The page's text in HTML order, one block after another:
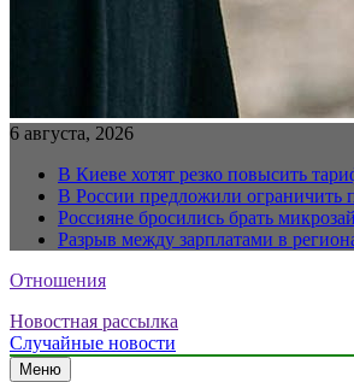
6 августа, 2026
В Киеве хотят резко повысить
В России предложили ограничить
Россияне бросились брать
Разрыв между зарплатами в
Отношения
Новостная рассылка
Случайные новости
Меню